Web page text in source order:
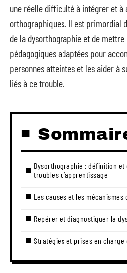
une réelle difficulté à intégrer et à
orthographiques. Il est primordial
de la dysorthographie et de
pédagogiques adaptées pour
personnes atteintes et les aider à
liés à ce trouble.
Dysorthographie : définition
troubles d’apprentissage
Les causes et les
Repérer et diagnostiquer la
Stratégies et prises en charge